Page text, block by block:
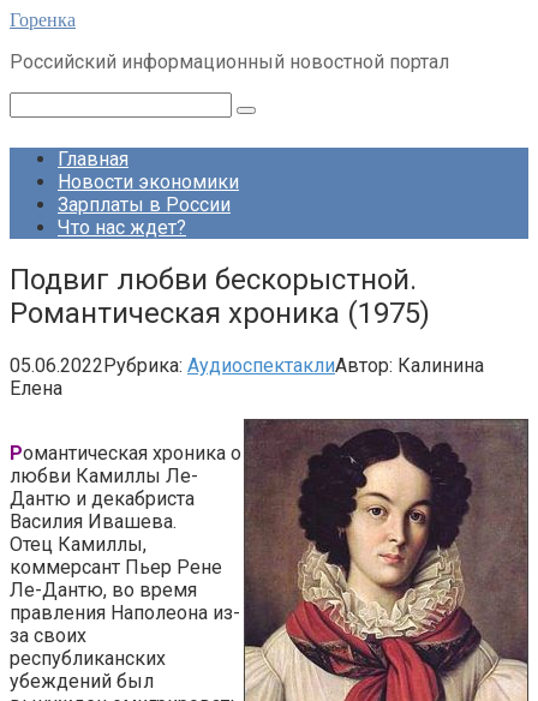
Перейти
контенту
Горенка
Российский информационный новостной портал
Главная
Новости экономики
Зарплаты в России
Что нас ждет?
Подвиг любви бескорыстной.
Романтическая хроника (1975)
05.06.2022Рубрика: АудиоспектаклиАвтор: Калинина
Елена
Романтическая хроника о
любви Камиллы Ле-
Дантю и декабриста
Василия Ивашева.
Отец Камиллы,
коммерсант Пьер Рене
Ле-Дантю, во время
правления Наполеона из-
за своих
республиканских
убеждений был